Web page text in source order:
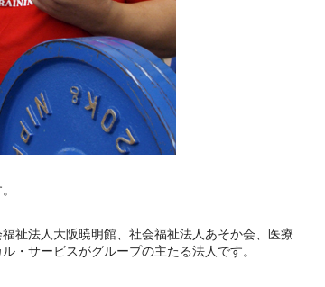
祉法人大阪暁明館、社会福祉法人あそか会、医療
・サービスがグループの主たる法人です。